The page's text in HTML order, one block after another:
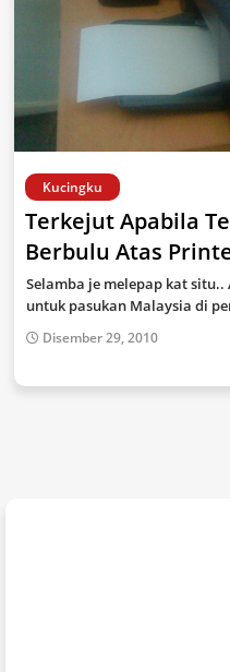
Kucingku
Terkejut Apabila
Berbulu Atas
Selamba je melepap kat
untuk pasukan Malaysia di
Disember 29, 2010